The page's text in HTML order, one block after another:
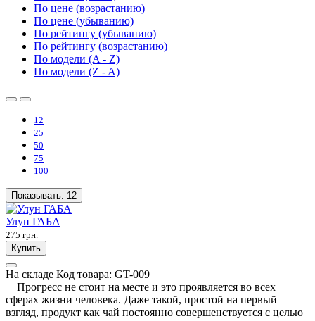
По цене (возрастанию)
По цене (убыванию)
По рейтингу (убыванию)
По рейтингу (возрастанию)
По модели (A - Z)
По модели (Z - A)
12
25
50
75
100
Показывать: 12
Улун ГАБА
275 грн.
Купить
На складе Код товара: GT-009
Прогресс не стоит на месте и это проявляется во всех
сферах жизни человека. Даже такой, простой на первый
взгляд, продукт как чай постоянно совершенствуется с целью